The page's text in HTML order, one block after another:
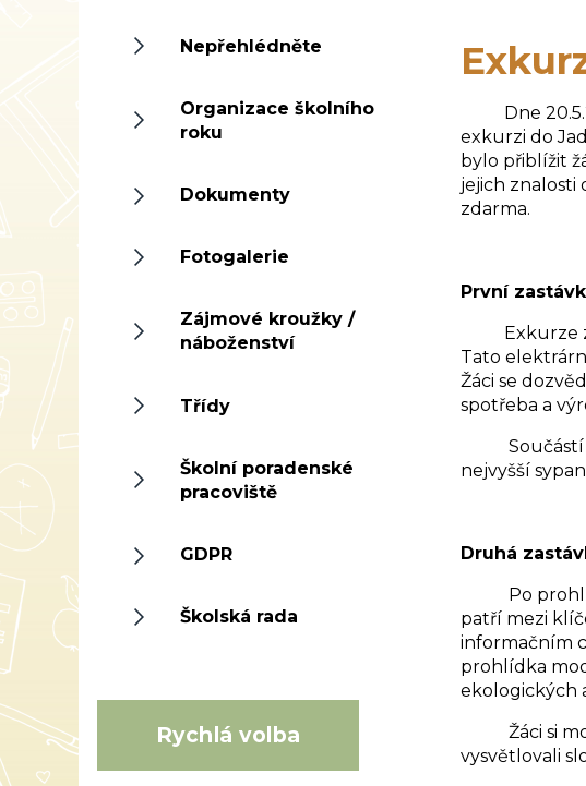
Dne
exkurzi do
bylo přiblížit
jejich znalosti
zdarma.
První
Exkurze
Tato
Žáci se
spotřeba a
Součástí
nejvyšší
Druhá
Po
patří mezi
informačním
prohlídka
ekologických
Žáci si
vysvětlovali
Nepřehlédněte
Organizace školního
roku
Dokumenty
Fotogalerie
Zájmové kroužky /
náboženství
Třídy
Školní poradenské
pracoviště
GDPR
Školská rada
Rychlá volba